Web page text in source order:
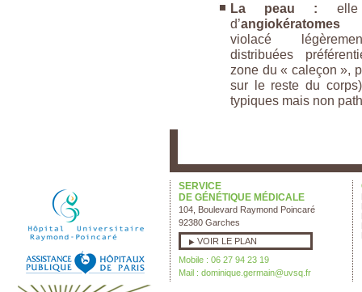
La peau : elle
d’angiokératomes
violacé
distribuées
zone du « caleçon »,
sur le reste du
typiques mais non
SERVICE
DE GÉNÉTIQUE MÉDICALE
104, Boulevard Raymond Poincaré
92380 Garches
VOIR LE PLAN
Mobile : 06 27 94 23 19
Mail : dominique.germain@uvsq.fr